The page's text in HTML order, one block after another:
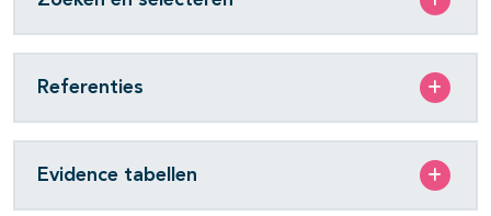
Referenties
Evidence tabellen